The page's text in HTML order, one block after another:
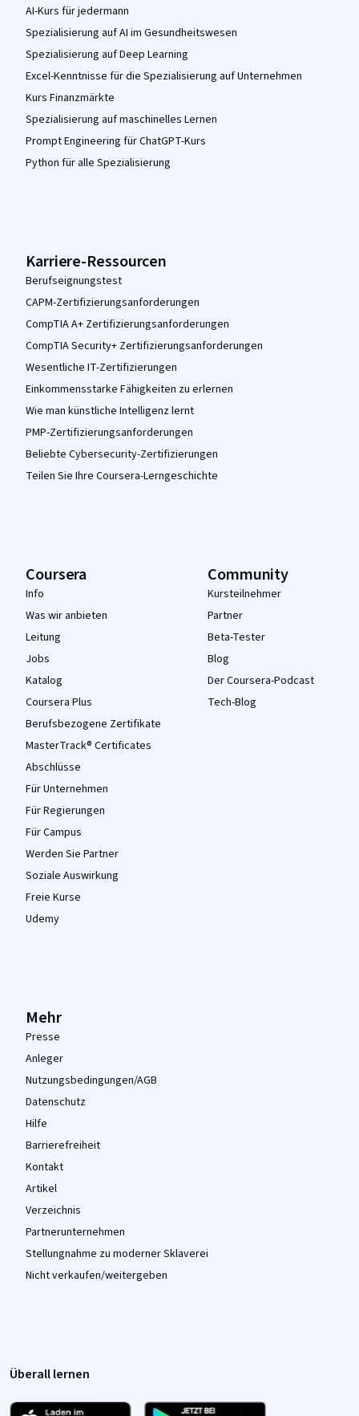
AI-Kurs für jedermann
Spezialisierung auf AI im Gesundheitswesen
Spezialisierung auf Deep Learning
Excel-Kenntnisse für die Spezialisierung auf Unternehmen
Kurs Finanzmärkte
Spezialisierung auf maschinelles Lernen
Prompt Engineering für ChatGPT-Kurs
Python für alle Spezialisierung
Karriere-Ressourcen
Berufseignungstest
CAPM-Zertifizierungsanforderungen
CompTIA A+ Zertifizierungsanforderungen
CompTIA Security+ Zertifizierungsanforderungen
Wesentliche IT-Zertifizierungen
Einkommensstarke Fähigkeiten zu erlernen
Wie man künstliche Intelligenz lernt
PMP-Zertifizierungsanforderungen
Beliebte Cybersecurity-Zertifizierungen
Teilen Sie Ihre Coursera-Lerngeschichte
Coursera
Info
Was wir anbieten
Leitung
Jobs
Katalog
Coursera Plus
Berufsbezogene Zertifikate
MasterTrack® Certificates
Abschlüsse
Für Unternehmen
Für Regierungen
Für Campus
Werden Sie Partner
Soziale Auswirkung
Freie Kurse
Udemy
Community
Kursteilnehmer
Partner
Beta-Tester
Blog
Der Coursera-Podcast
Tech-Blog
Mehr
Presse
Anleger
Nutzungsbedingungen/AGB
Datenschutz
Hilfe
Barrierefreiheit
Kontakt
Artikel
Verzeichnis
Partnerunternehmen
Stellungnahme zu moderner Sklaverei
Nicht verkaufen/weitergeben
Überall lernen